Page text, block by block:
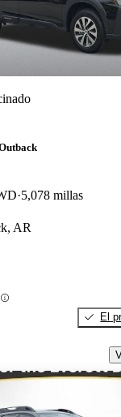
5,078 millas
AR
El